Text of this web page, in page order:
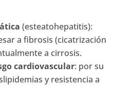
(esteatohepatitis):
a fibrosis (cicatrización
a cirrosis.
cardiovascular: por su
y resistencia a